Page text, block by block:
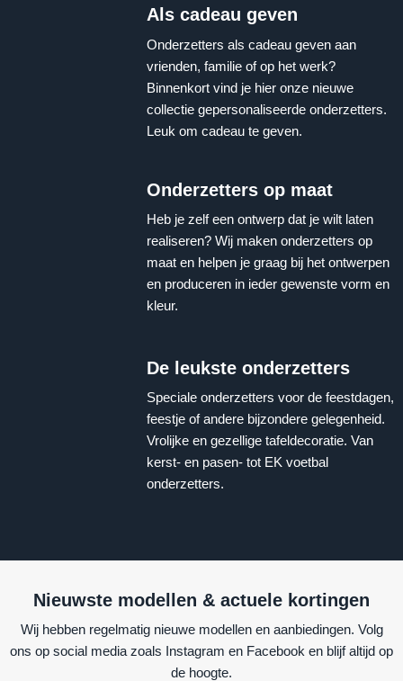
Als cadeau geven
Onderzetters als cadeau geven aan
vrienden, familie of op het werk?
Binnenkort vind je hier onze nieuwe
collectie gepersonaliseerde onderzetters.
Leuk om cadeau te geven.
Onderzetters op maat
Heb je zelf een ontwerp dat je wilt laten
realiseren? Wij maken onderzetters op
maat en helpen je graag bij het ontwerpen
en produceren in ieder gewenste vorm en
kleur.
De leukste onderzetters
Speciale onderzetters voor de feestdagen,
feestje of andere bijzondere gelegenheid.
Vrolijke en gezellige tafeldecoratie. Van
kerst- en pasen- tot EK voetbal
onderzetters.
Nieuwste modellen & actuele kortingen
Wij hebben regelmatig nieuwe modellen en aanbiedingen. Volg
ons op social media zoals Instagram en Facebook en blijf altijd op
de hoogte.